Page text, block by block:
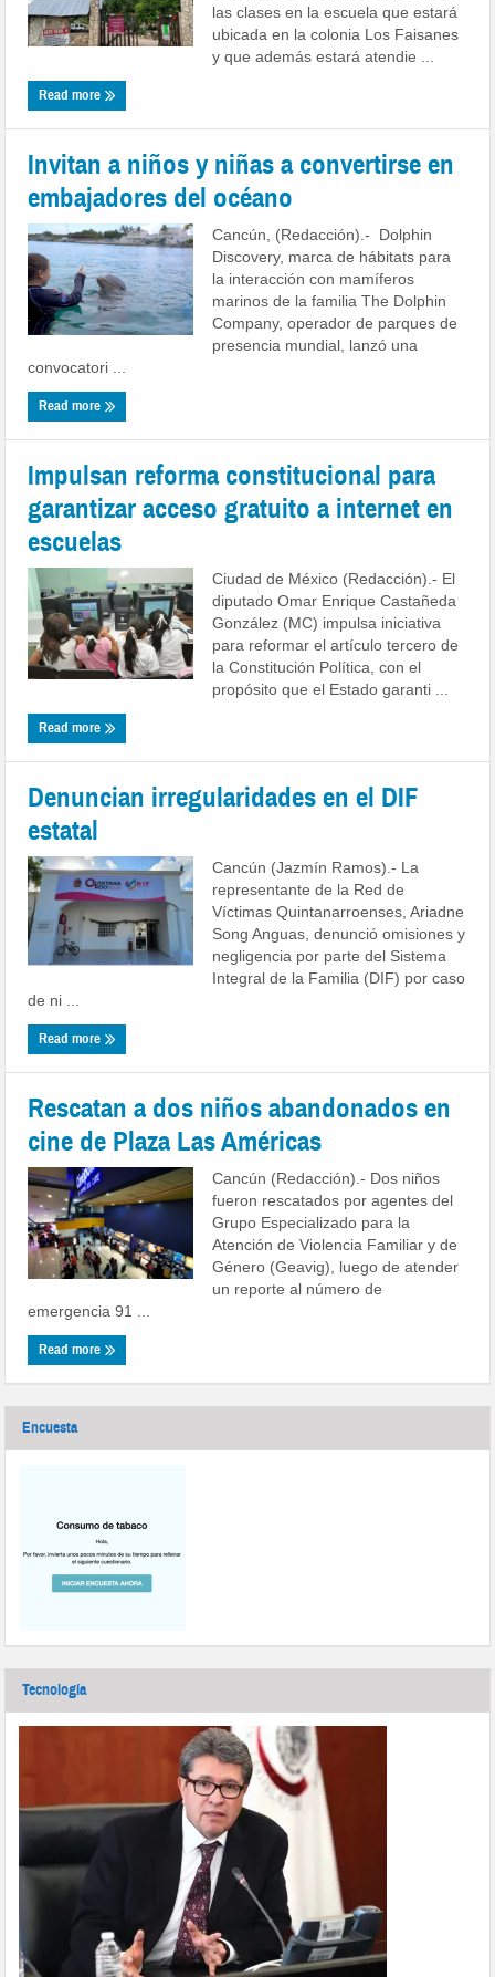
las clases en la escuela que estará
ubicada en la colonia Los Faisanes
y que además estará atendie ...
Read more
Invitan a niños y niñas a convertirse en
embajadores del océano
Cancún, (Redacción).- Dolphin
Discovery, marca de hábitats para
la interacción con mamíferos
marinos de la familia The Dolphin
Company, operador de parques de
presencia mundial, lanzó una
convocatori ...
Read more
Impulsan reforma constitucional para
garantizar acceso gratuito a internet en
escuelas
Ciudad de México (Redacción).- El
diputado Omar Enrique Castañeda
González (MC) impulsa iniciativa
para reformar el artículo tercero de
la Constitución Política, con el
propósito que el Estado garanti ...
Read more
Denuncian irregularidades en el DIF
estatal
Cancún (Jazmín Ramos).- La
representante de la Red de
Víctimas Quintanarroenses, Ariadne
Song Anguas, denunció omisiones y
negligencia por parte del Sistema
Integral de la Familia (DIF) por caso
de ni ...
Read more
Rescatan a dos niños abandonados en
cine de Plaza Las Américas
Cancún (Redacción).- Dos niños
fueron rescatados por agentes del
Grupo Especializado para la
Atención de Violencia Familiar y de
Género (Geavig), luego de atender
un reporte al número de
emergencia 91 ...
Read more
Encuesta
Tecnología